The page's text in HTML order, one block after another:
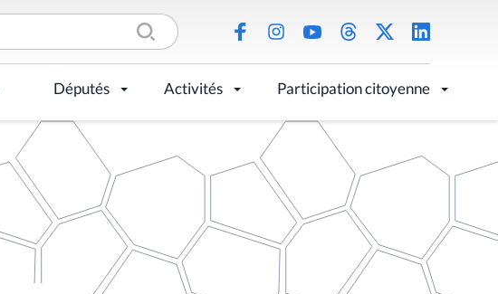
Députés Activités Participation citoyenne